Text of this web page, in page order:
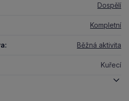
Dospělí
Kompletní
Běžná aktivita
Kuřecí